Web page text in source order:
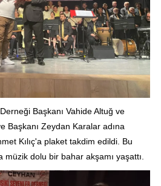
Başkanı Vahide Altuğ ve
Başkanı Zeydan Karalar adına
Kılıç'a plaket takdim edildi. Bu
müzik dolu bir bahar akşamı yaşattı.